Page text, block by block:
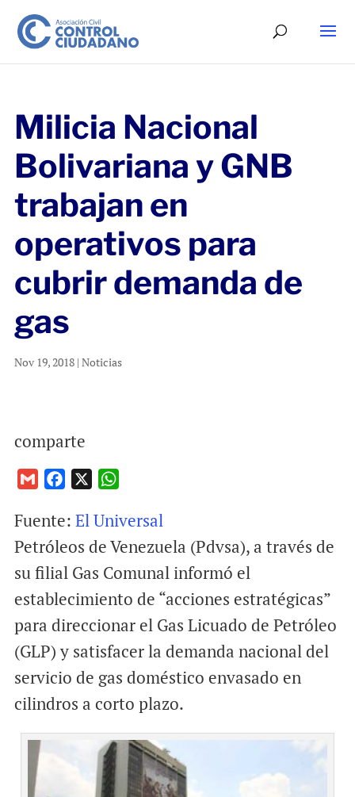
Milicia Nacional
Bolivariana y GNB
trabajan en
operativos para
cubrir demanda de
gas
Nov 19, 2018| Noticias
comparte
a
i
c
e
o
o
k
a
t
A
p
p
Fuente: El Universal
Petróleos de Venezuela (Pdvsa), a través de
su filial Gas Comunal informó el
establecimiento de “acciones estratégicas”
para direccionar el Gas Licuado de Petróleo
(GLP) y satisfacer la demanda nacional del
servicio de gas doméstico envasado en
cilindros a corto plazo.